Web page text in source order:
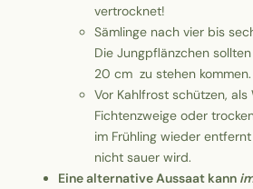
vertrocknet!
Sämlinge nach vier bis
Die Jungpflänzchen
20 cm zu stehen kommen.
Vor Kahlfrost schützen, als
Fichtenzweige oder
im Frühling wieder
nicht sauer wird.
Eine alternative Aussaat kann